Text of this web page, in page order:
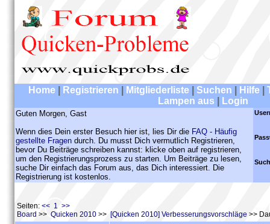
Home Registrieren Mitgliederliste Suchen Hilfe
Lampen aus
Login
Guten Morgen, Gast
Wenn dies Dein erster Besuch hier ist, lies Dir die FAQ - Häufig
gestellte Fragen durch. Du musst Dich vermutlich Registrieren,
bevor Du Beiträge schreiben kannst: klicke oben auf registrieren,
um den Registrierungsprozess zu starten. Um Beiträge zu lesen,
suche Dir einfach das Forum aus, das Dich interessiert. Die
Registrierung ist kostenlos.
Seiten: << 1 >>
Board >> Quicken 2010 >> [Quicken 2010] Verbesserungsvorschläge >>